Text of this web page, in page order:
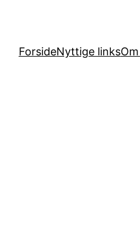
ForsideNyttige links